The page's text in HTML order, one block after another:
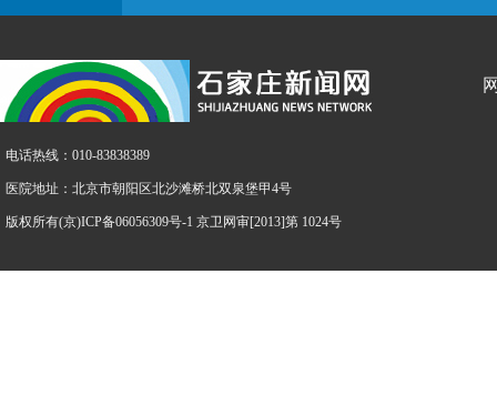
电话热线：010-83838389
医院地址：北京市朝阳区北沙滩桥北双泉堡甲4号
版权所有(京)ICP备06056309号-1 京卫网审[2013]第 1024号